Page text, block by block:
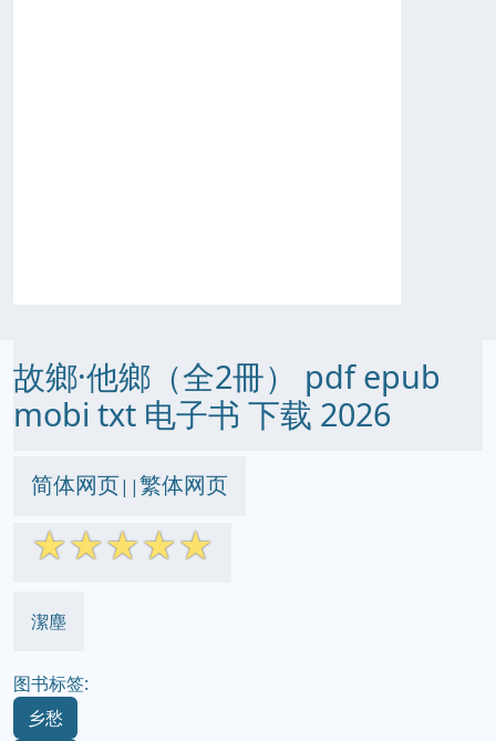
故鄉·他鄉（全2冊） pdf epub
mobi txt 电子书 下载 2026
简体网页||繁体网页
☆☆☆☆☆
潔塵
图书标签:
乡愁